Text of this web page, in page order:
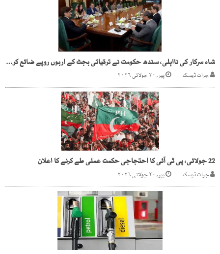
شاہ سرکار کی نااہلی، سندھ حکومت نے ترقیاتی بجٹ کے اربوں روپے ضائع کر دیے
جرات ڈیسک پیر, ۲۰ جولائی ۲۰۲۶
22 جولائی، پی ٹی آئی کا احتجاجی حکمت عملی طے کرنے کا اعلان
جرات ڈیسک پیر, ۲۰ جولائی ۲۰۲۶